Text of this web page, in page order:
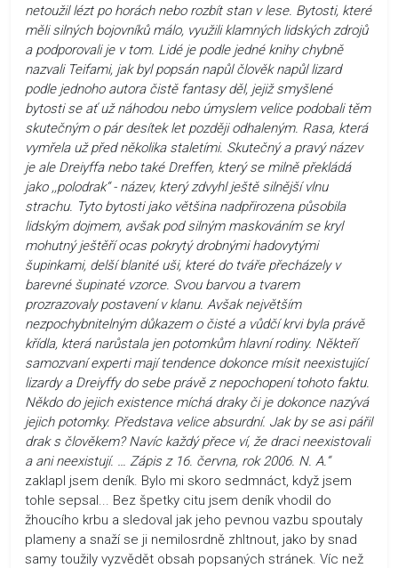
netoužil lézt po horách nebo rozbít stan v lese. Bytosti, které
měli silných bojovníků málo, využili klamných lidských zdrojů
a podporovali je v tom. Lidé je podle jedné knihy chybně
nazvali Teifami, jak byl popsán napůl člověk napůl lizard
podle jednoho autora čistě fantasy děl, jejiž smyšlené
bytosti se ať už náhodou nebo úmyslem velice podobali těm
skutečným o pár desítek let později odhaleným. Rasa, která
vymřela už před několika staletími. Skutečný a pravý název
je ale Dreiyffa nebo také Dreffen, který se milně překládá
jako ,,polodrak“ - název, který zdvyhl ještě silnější vlnu
strachu. Tyto bytosti jako většina nadpřirozena působila
lidským dojmem, avšak pod silným maskováním se kryl
mohutný ještěří ocas pokrytý drobnými hadovytými
šupinkami, delší blanité uši, které do tváře přecházely v
barevné šupinaté vzorce. Svou barvou a tvarem
prozrazovaly postavení v klanu. Avšak největším
nezpochybnitelným důkazem o čisté a vůdčí krvi byla právě
křídla, která narůstala jen potomkům hlavní rodiny. Někteří
samozvaní experti mají tendence dokonce mísit neexistující
lizardy a Dreiyffy do sebe právě z nepochopení tohoto faktu.
Někdo do jejich existence míchá draky či je dokonce nazývá
jejich potomky. Představa velice absurdní. Jak by se asi pářil
drak s člověkem? Navíc každý přece ví, že draci neexistovali
a ani neexistují. … Zápis z 16. června, rok 2006. N. A.“
zaklapl jsem deník. Bylo mi skoro sedmnáct, když jsem
tohle sepsal... Bez špetky citu jsem deník vhodil do
žhoucího krbu a sledoval jak jeho pevnou vazbu spoutaly
plameny a snaží se ji nemilosrdně zhltnout, jako by snad
samy toužily vyzvědět obsah popsaných stránek. Víc než